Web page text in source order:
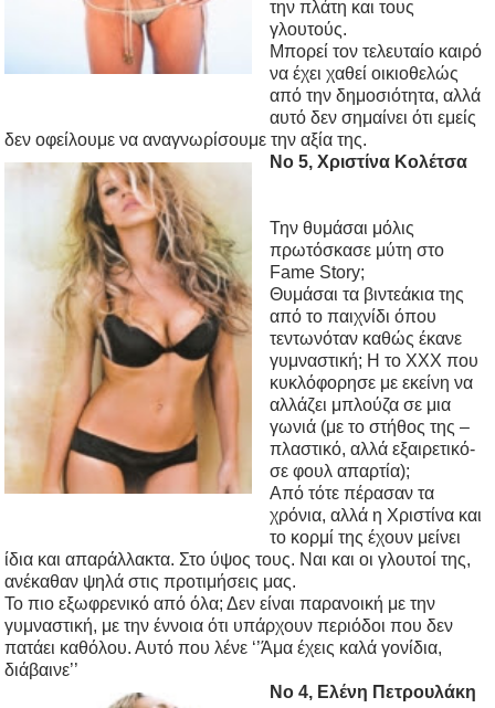
την πλάτη και τους
γλουτούς.
Μπορεί τον τελευταίο καιρό
να έχει χαθεί οικιοθελώς
από την δημοσιότητα, αλλά
αυτό δεν σημαίνει ότι εμείς
δεν οφείλουμε να αναγνωρίσουμε την αξία της.
Νο 5, Χριστίνα Κολέτσα
Την θυμάσαι μόλις
πρωτόσκασε μύτη στο
Fame Story;
Θυμάσαι τα βιντεάκια της
από το παιχνίδι όπου
τεντωνόταν καθώς έκανε
γυμναστική; Η το ΧΧΧ που
κυκλόφορησε με εκείνη να
αλλάζει μπλούζα σε μια
γωνιά (με το στήθος της –
πλαστικό, αλλά εξαιρετικό-
σε φουλ απαρτία);
Από τότε πέρασαν τα
χρόνια, αλλά η Χριστίνα και
το κορμί της έχουν μείνει
ίδια και απαράλλακτα. Στο ύψος τους. Ναι και οι γλουτοί της,
ανέκαθαν ψηλά στις προτιμήσεις μας.
Το πιο εξωφρενικό από όλα; Δεν είναι παρανοική με την
γυμναστική, με την έννοια ότι υπάρχουν περιόδοι που δεν
πατάει καθόλου. Αυτό που λένε ‘’Άμα έχεις καλά γονίδια,
διάβαινε’’
Νο 4, Ελένη Πετρουλάκη